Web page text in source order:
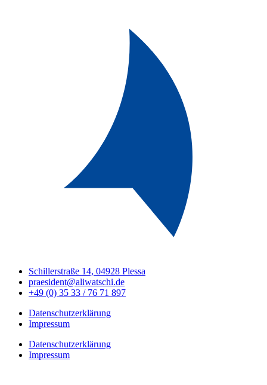
Schillerstraße 14, 04928 Plessa
praesident@aliwatschi.de
+49 (0) 35 33 / 76 71 897
Datenschutzerklärung
Impressum
Datenschutzerklärung
Impressum